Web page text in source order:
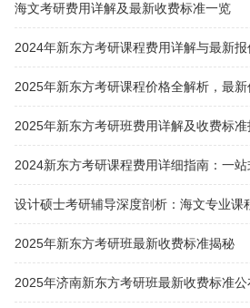
海文考研费用详解及最新收费标准一览
2024年新东方考研课程费用详解与最新
2025年新东方考研班费用详解及收费标准
2025年新东方考研班最新收费标准揭秘